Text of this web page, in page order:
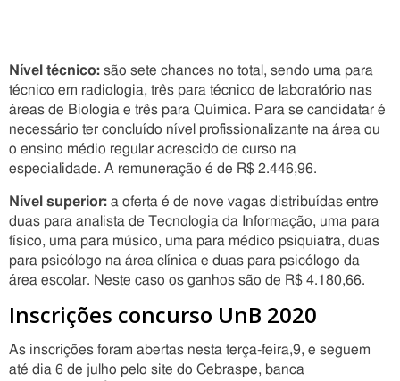
Nível técnico: são sete chances no total, sendo uma para
técnico em radiologia, três para técnico de laboratório nas
áreas de Biologia e três para Química. Para se candidatar é
necessário ter concluído nível profissionalizante na área ou
o ensino médio regular acrescido de curso na
especialidade. A remuneração é de R$ 2.446,96.
Nível superior: a oferta é de nove vagas distribuídas entre
duas para analista de Tecnologia da Informação, uma para
físico, uma para músico, uma para médico psiquiatra, duas
para psicólogo na área clínica e duas para psicólogo da
área escolar. Neste caso os ganhos são de R$ 4.180,66.
Inscrições concurso UnB 2020
As inscrições foram abertas nesta terça-feira,9, e seguem
até dia 6 de julho pelo site do Cebraspe, banca